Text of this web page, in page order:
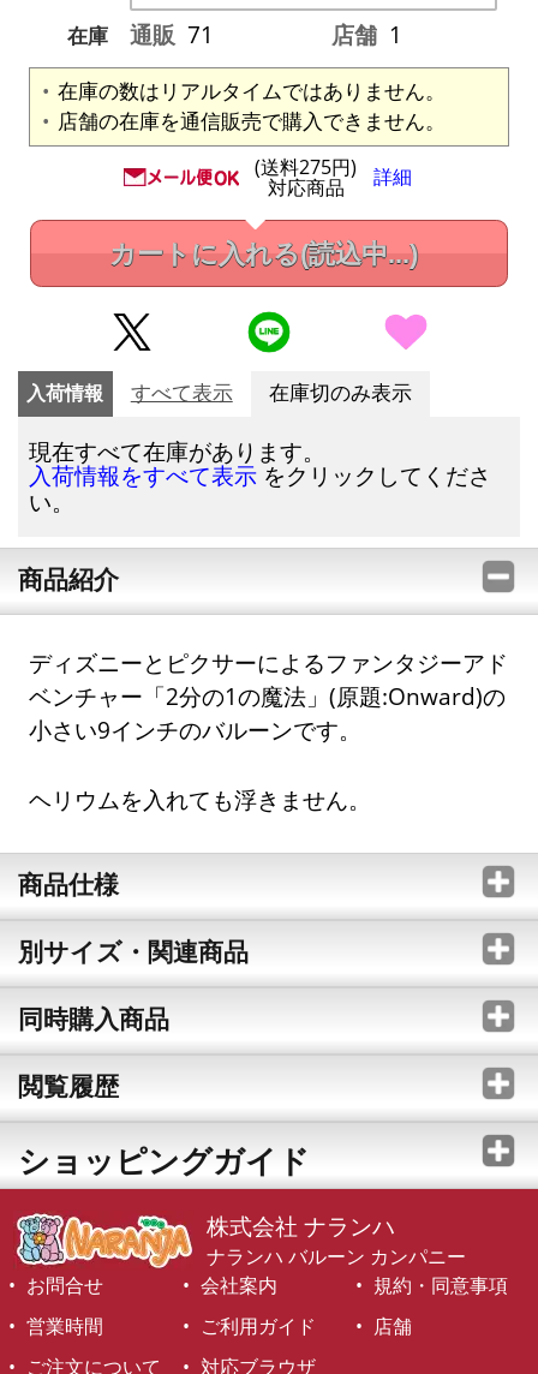
在庫
通販 71 店舗 1
在庫の数はリアルタイムではありません。
店舗の在庫を通信販売で購入できません。
(送料275円)
対応商品 詳細
カートに入れる(読込中...)
入荷情報 すべて表示 在庫切のみ表示
現在すべて在庫があります。
入荷情報をすべて表示 をクリックしてくださ
い。
商品紹介
ディズニーとピクサーによるファンタジーアド
ベンチャー「2分の1の魔法」(原題:Onward)の
小さい9インチのバルーンです。
ヘリウムを入れても浮きません。
商品仕様
別サイズ・関連商品
同時購入商品
閲覧履歴
ショッピングガイド
株式会社 ナランハ
ナランハ バルーン カンパニー
お問合せ
会社案内
規約・同意事項
営業時間
ご利用ガイド
店舗
ご注文について
対応ブラウザ